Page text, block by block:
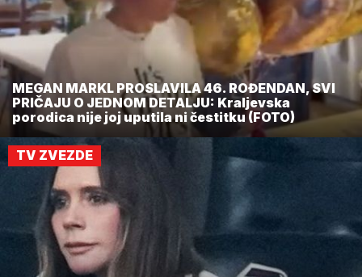
MEGAN MARKL PROSLAVILA 46. ROĐENDAN, SVI
PRIČAJU O JEDNOM DETALJU: Kraljevska
porodica nije joj uputila ni čestitku (FOTO)
TV ZVEZDE